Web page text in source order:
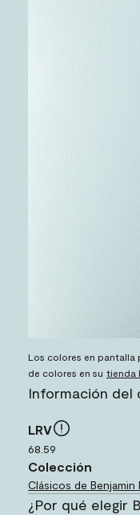
Los colores en pantalla
de colores en su tienda
Información del
LRV
68.59
Colección
Clásicos de Benjamin
¿Por qué elegir